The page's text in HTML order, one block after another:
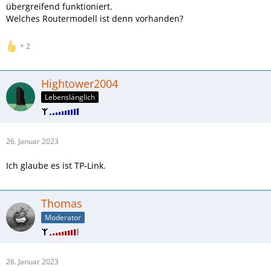
übergreifend funktioniert.
Welches Routermodell ist denn vorhanden?
2
Hightower2004
Lebenslänglich
26. Januar 2023
Ich glaube es ist TP-Link.
Thomas
Moderator
26. Januar 2023